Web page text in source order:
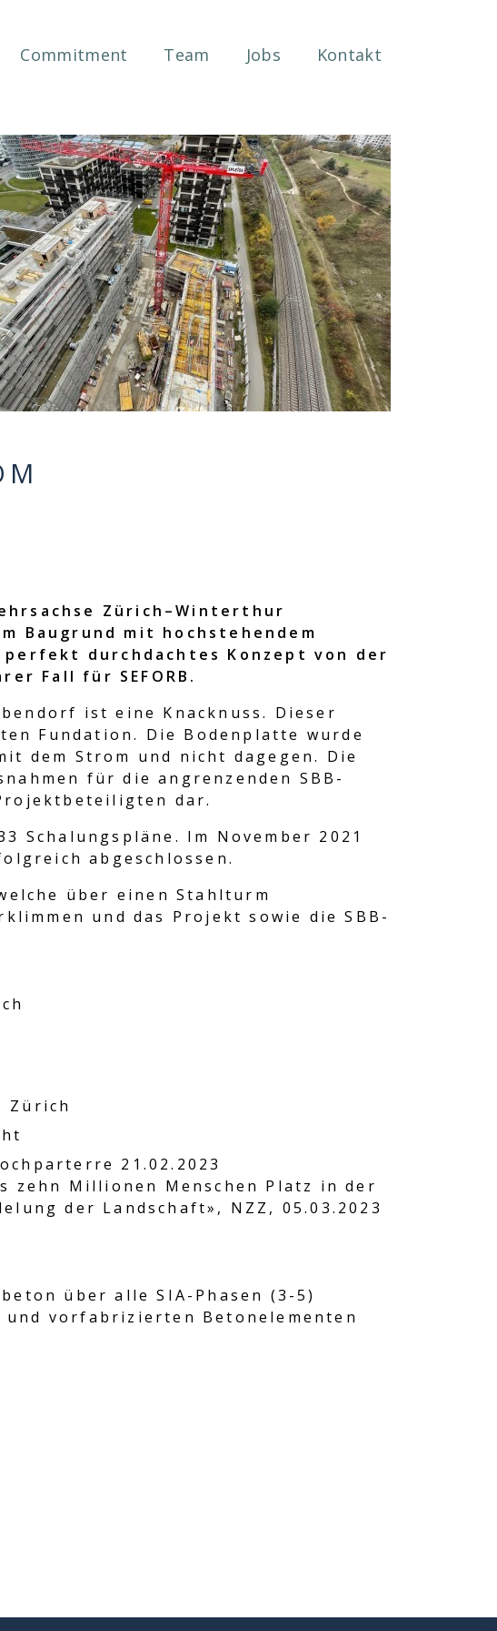
Commitment Team Jobs Kontakt
Zürich–Winterthur
Baugrund mit hochstehendem
durchdachtes Konzept von der
Fall für SEFORB.
ist eine Knacknuss. Dieser
Fundation. Die Bodenplatte wurde
dem Strom und nicht dagegen. Die
für die angrenzenden SBB-
dar.
Schalungspläne. Im November 2021
abgeschlossen.
über einen Stahlturm
und das Projekt sowie die SBB-
Zürich
21.02.2023
zehn Millionen Menschen Platz in der
der Landschaft», NZZ, 05.03.2023
über alle SIA-Phasen (3-5)
vorfabrizierten Betonelementen